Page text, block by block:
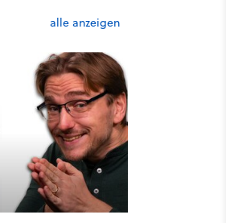
alle anzeigen